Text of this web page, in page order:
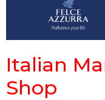
Italian
Shop